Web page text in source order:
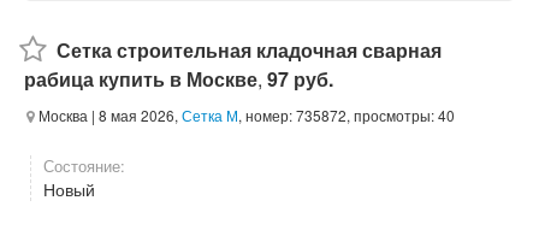
Сетка строительная кладочная сварная
рабица купить в Москве, 97 руб.
Москва | 8 мая 2026, Сетка М, номер: 735872, просмотры: 40
Состояние:
Новый